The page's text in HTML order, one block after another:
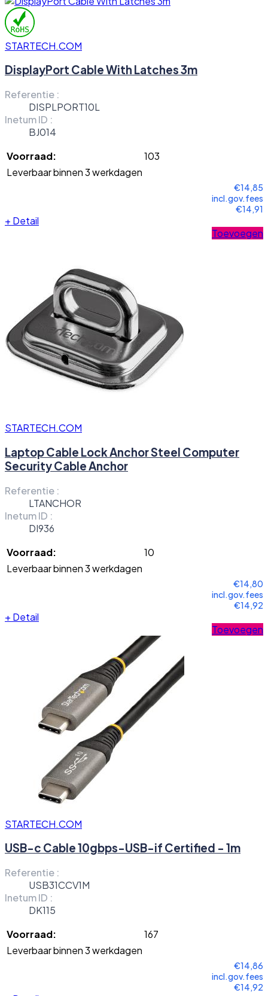
STARTECH.COM
DisplayPort Cable With Latches 3m
Referentie :
DISPLPORT10L
Inetum ID :
BJ014
Voorraad:
103
Leverbaar binnen 3 werkdagen
€14,85
incl.gov.fees
€14,91
+ Detail
Toevoegen
STARTECH.COM
Laptop Cable Lock Anchor Steel Computer
Security Cable Anchor
Referentie :
LTANCHOR
Inetum ID :
DI936
Voorraad:
10
Leverbaar binnen 3 werkdagen
€14,80
incl.gov.fees
€14,92
+ Detail
Toevoegen
STARTECH.COM
USB-c Cable 10gbps-USB-if Certified - 1m
Referentie :
USB31CCV1M
Inetum ID :
DK115
Voorraad:
167
Leverbaar binnen 3 werkdagen
€14,86
incl.gov.fees
€14,92